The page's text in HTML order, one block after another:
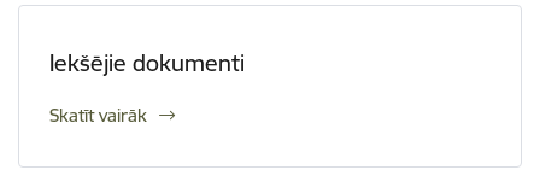
Iekšējie dokumenti
Skatīt vairāk